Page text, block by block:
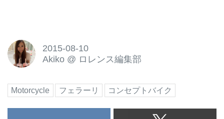
2015-08-10
Akiko @ ロレンス編集部
Motorcycle フェラーリ コンセプトバイク